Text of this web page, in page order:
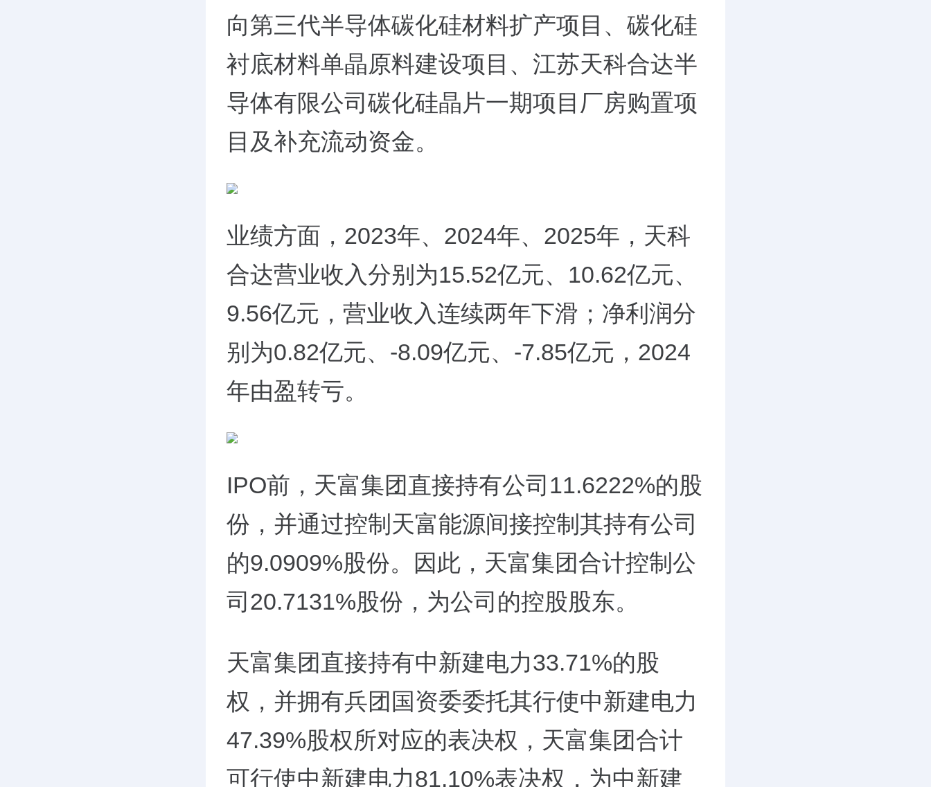
向第三代半导体碳化硅材料扩产项目、碳化硅
衬底材料单晶原料建设项目、江苏天科合达半
导体有限公司碳化硅晶片一期项目厂房购置项
目及补充流动资金。
业绩方面，2023年、2024年、2025年，天科
合达营业收入分别为15.52亿元、10.62亿元、
9.56亿元，营业收入连续两年下滑；净利润分
别为0.82亿元、-8.09亿元、-7.85亿元，2024
年由盈转亏。
IPO前，天富集团直接持有公司11.6222%的股
份，并通过控制天富能源间接控制其持有公司
的9.0909%股份。因此，天富集团合计控制公
司20.7131%股份，为公司的控股股东。
天富集团直接持有中新建电力33.71%的股
权，并拥有兵团国资委委托其行使中新建电力
47.39%股权所对应的表决权，天富集团合计
可行使中新建电力81.10%表决权，为中新建